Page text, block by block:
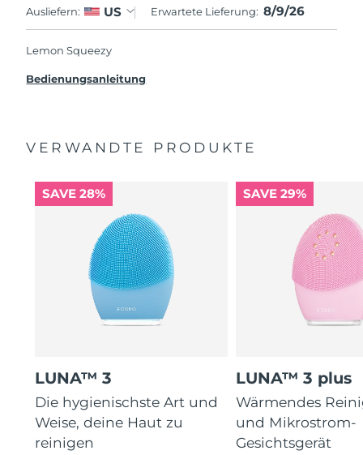
Ausliefern: US Erwartete Lieferung: 8/9/26
Lemon Squeezy
Bedienungsanleitung
VERWANDTE PRODUKTE
SAVE 28%
LUNA™ 3
Die hygienischste Art und
Weise, deine Haut zu
reinigen
SAVE 29%
LUNA™ 3 plus
Wärmendes
und Mikrostrom-
Gesichtsgerät